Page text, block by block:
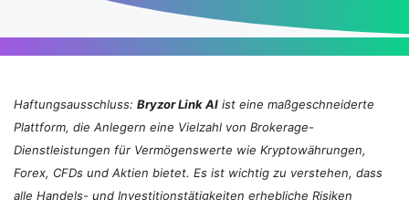
Haftungsausschluss: Bryzor Link AI ist eine maßgeschneiderte
Plattform, die Anlegern eine Vielzahl von Brokerage-
Dienstleistungen für Vermögenswerte wie Kryptowährungen,
Forex, CFDs und Aktien bietet. Es ist wichtig zu verstehen, dass
alle Handels- und Investitionstätigkeiten erhebliche Risiken